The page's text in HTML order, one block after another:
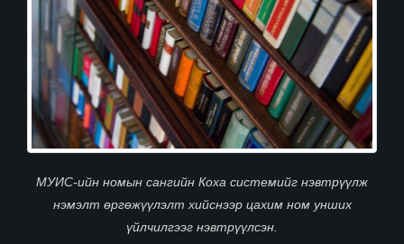
МУИС-ийн номын сангийн Коха системийг нэвтрүүлж
нэмэлт өргөжүүлэлт хийснээр цахим ном унших
үйлчилгээг нэвтрүүлсэн.